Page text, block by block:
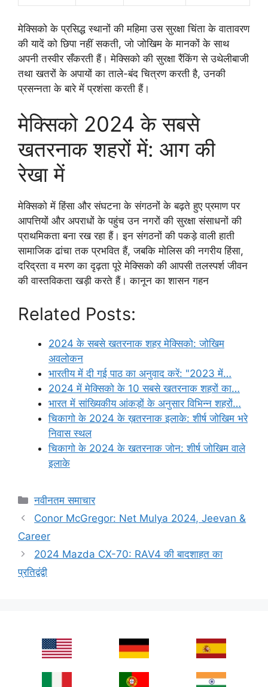
मेक्सिको के प्रसिद्ध स्थानों की महिमा उस सुरक्षा चिंता के वातावरण
की यादें को छिपा नहीं सकती, जो जोखिम के मानकों के साथ
अपनी तस्वीर सँकरती हैं। मेक्सिको की सुरक्षा रैंकिंग से उथेलीबाजी
तथा खतरों के अपायों का ताले-बंद चित्रण करती है, उनकी
प्रसन्नता के बारे में प्रशंसा करती हैं।
मेक्सिको 2024 के सबसे
खतरनाक शहरों में: आग की
रेखा में
मेक्सिको में हिंसा और संघटना के संगठनों के बढ़ते हुए प्रमाण पर
आपत्तियों और अपराधों के पहुंच उन नगरों की सुरक्षा संसाधनों की
प्राथमिकता बना रख रहा हैं। इन संगठनों की पकड़े वाली हाती
सामाजिक ढांचा तक प्रभवित हैं, जबकि मोलिस की नगरीय हिंसा,
दरिद्रता व मरण का दृढ़ता पूरे मेक्सिको की आपसी तलस्पर्श जीवन
की वास्तविकता खड़ी करते हैं। कानून का शासन गहन
Related Posts:
2024 के सबसे खतरनाक शहर मेक्सिको: जोखिम
अवलोकन
भारतीय में दी गई पाठ का अनुवाद करें: "2023 में…
2024 में मेक्सिको के 10 सबसे खतरनाक शहरों का…
भारत में सांख्यिकीय आंकड़ों के अनुसार विभिन्न शहरों…
चिकागो के 2024 के ख़तरनाक इलाके: शीर्ष जोखिम भरे
निवास स्थल
चिकागो के 2024 के खतरनाक जोन: शीर्ष जोखिम वाले
इलाके
Categories
नवीनतम समाचार
Conor McGregor: Net Mulya 2024, Jeevan &
Career
2024 Mazda CX-70: RAV4 की बादशाहत का
प्रतिद्वंद्वी